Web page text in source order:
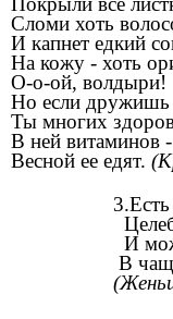
Сломи хоть
И капнет едкий
На кожу - хоть
О-о-ой, волдыри!
Но если дружишь
Ты многих
В ней витаминов
Весной ее едят.
И
В